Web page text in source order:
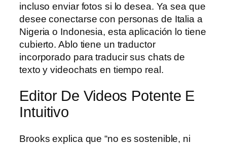
incluso enviar fotos si lo desea. Ya sea que
desee conectarse con personas de Italia a
Nigeria o Indonesia, esta aplicación lo tiene
cubierto. Ablo tiene un traductor
incorporado para traducir sus chats de
texto y videochats en tiempo real.
Editor De Videos Potente E
Intuitivo
Brooks explica que “no es sostenible, ni